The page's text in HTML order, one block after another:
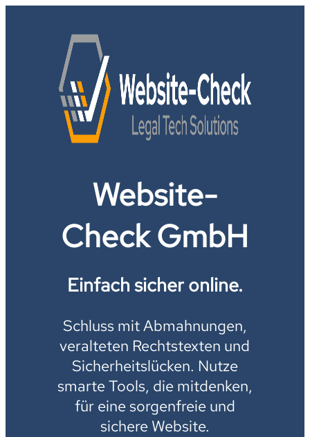
Website-
Check GmbH
Einfach sicher online.
Schluss mit Abmahnungen,
veralteten Rechtstexten und
Sicherheitslücken. Nutze
smarte Tools, die mitdenken,
für eine sorgenfreie und
sichere Website.